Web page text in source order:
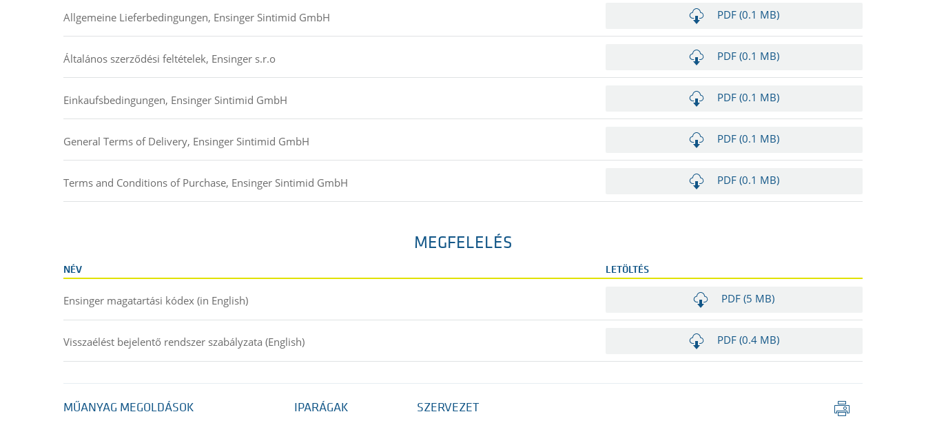
Allgemeine Lieferbedingungen, Ensinger Sintimid GmbH PDF (0.1 MB)
Általános szerződési feltételek, Ensinger s.r.o PDF (0.1 MB)
Einkaufsbedingungen, Ensinger Sintimid GmbH PDF (0.1 MB)
General Terms of Delivery, Ensinger Sintimid GmbH PDF (0.1 MB)
Terms and Conditions of Purchase, Ensinger Sintimid GmbH PDF (0.1 MB)
MEGFELELÉS
NÉV LETÖLTÉS
Ensinger magatartási kódex (in English) PDF (5 MB)
Visszaélést bejelentő rendszer szabályzata (English) PDF (0.4 MB)
MŰANYAG MEGOLDÁSOK IPARÁGAK SZERVEZET